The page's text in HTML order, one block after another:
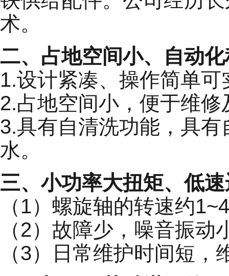
术。
二、占地空间小、自动
1.设计紧凑、操作简单
2.占地空间小，便于维
3.具有自清洗功能，具
水。
三、小功率大扭矩、低
（1）螺旋轴的转速约
（2）故障少，噪音振动
（3）日常维护时间短，